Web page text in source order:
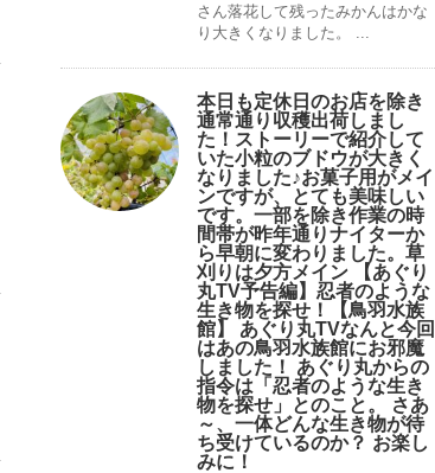
さん落花して残ったみかんはかな
り大きくなりました。 ...
本日も定休日のお店を除き
通常通り収穫出荷しまし
た！ストーリーで紹介して
いた小粒のブドウが大きく
なりました♪お菓子用がメイ
ンですが、とても美味しい
です。一部を除き作業の時
間帯が昨年通りナイターか
ら早朝に変わりました。草
刈りは夕方メイン 【あぐり
丸TV予告編】忍者のような
生き物を探せ！【鳥羽水族
館】 あぐり丸TVなんと今回
はあの鳥羽水族館にお邪魔
しました！ あぐり丸からの
指令は「忍者のような生き
物を探せ」とのこと。 さあ
～、一体どんな生き物が待
ち受けているのか？ お楽し
みに！